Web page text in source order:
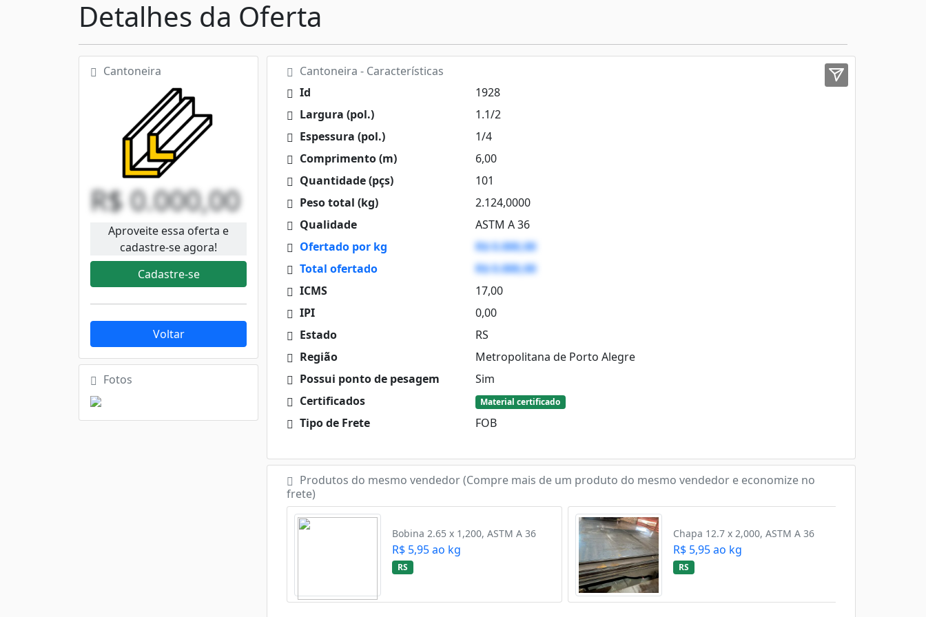
Detalhes da Oferta
Cantoneira
R$ 0.000,00
Aproveite essa oferta e
cadastre-se agora!
Cadastre-se
Voltar
Fotos
Cantoneira - Características
Id
1928
Largura (pol.)
1.1/2
Espessura (pol.)
1/4
Comprimento (m)
6,00
Quantidade (pçs)
101
Peso total (kg)
2.124,0000
Qualidade
ASTM A 36
Ofertado por kg
R$ 0.000,00
Total ofertado
R$ 0.000,00
ICMS
17,00
IPI
0,00
Estado
RS
Região
Metropolitana de Porto Alegre
Possui ponto de pesagem
Sim
Certificados
Material certificado
Tipo de Frete FOB
Produtos do mesmo vendedor (Compre mais de um produto do mesmo vendedor e economize no
frete)
Bobina 2.65 x 1,200, ASTM A 36
R$ 5,95 ao kg
RS
Chapa 12.7 x 2,000, ASTM A 36
R$ 5,95 ao kg
RS